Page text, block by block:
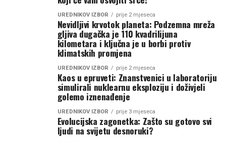
UREDNIKOV IZBOR prije 2 mjeseca
Nevidljivi krvotok planeta: Podzemna mreža
gljiva dugačka je 110 kvadrilijuna
kilometara i ključna je u borbi protiv
klimatskih promjena
UREDNIKOV IZBOR prije 2 mjeseca
Kaos u epruveti: Znanstvenici u laboratoriju
simulirali nuklearnu eksploziju i doživjeli
golemo iznenađenje
UREDNIKOV IZBOR prije 3 mjeseca
Evolucijska zagonetka: Zašto su gotovo svi
ljudi na svijetu desnoruki?